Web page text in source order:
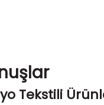
Tekstili